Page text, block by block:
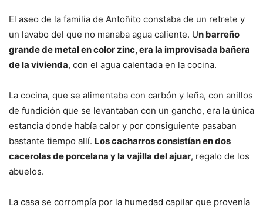
El aseo de la familia de Antoñito constaba de un retrete y
un lavabo del que no manaba agua caliente. Un barreño
grande de metal en color zinc, era la improvisada bañera
de la vivienda, con el agua calentada en la cocina.
La cocina, que se alimentaba con carbón y leña, con anillos
de fundición que se levantaban con un gancho, era la única
estancia donde había calor y por consiguiente pasaban
bastante tiempo allí. Los cacharros consistían en dos
cacerolas de porcelana y la vajilla del ajuar, regalo de los
abuelos.
La casa se corrompía por la humedad capilar que provenía